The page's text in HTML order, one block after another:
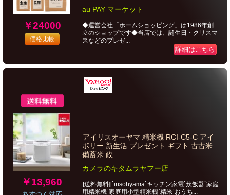
￥24000
価格比較
au PAY マーケット
◆運営会社「ホームショッピング」は1986年創
立のショップです◆当店では、誕生日・クリスマ
スなどのプレゼ...
詳細はこちら
￥13,960
アイリスオーヤマ 精米機 RCI-C5-C アイ
ボリー 新生活 プレゼント ギフト 古古米
備蓄米 政...
カメラのキタムラヤフー店
[送料無料][`irisohyama`キッチン家電`炊飯器`家庭
用精米機`家庭用小型精米機`精米`おうち...